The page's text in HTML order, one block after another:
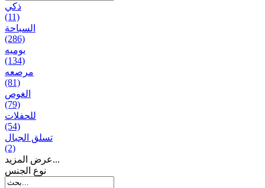
ذكي
(11)
السباحة
(286)
يومیه
(134)
مرصعه
(81)
الغوص
(79)
للحفلات
(54)
تسلق الجبال
(2)
عرض المزيد...
نوع الجنس